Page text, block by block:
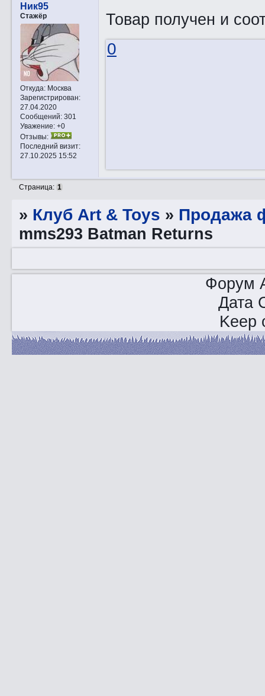
Ник95
Стажёр
Откуда:Москва
Зарегистрирован:
27.04.2020
Сообщений:301
Уважение: +0
Отзывы:
Последний визит:
27.10.2025 15:52
Товар получен и
0
Страница: 1
» Клуб Art & Toys » Продажа
mms293 Batman Returns
Форум
Дата
Keep